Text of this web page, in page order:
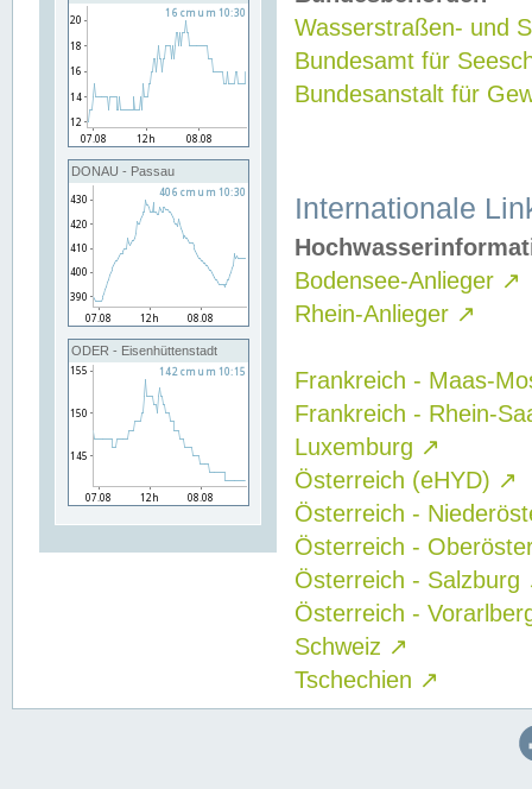
DONAU - Passau
ODER - Eisenhüttenstadt
Wasserstraßen- und
Bundesamt für
Bundesanstalt für
Internationale
Bodensee-Anlieger ↗
Rhein-Anlieger ↗
Frankreich - Maas-
Frankreich - Rhein-
Luxemburg ↗
Österreich (eHYD) ↗
Österreich -
Österreich -
Österreich - Salzburg
Österreich -
Schweiz ↗
Tschechien ↗